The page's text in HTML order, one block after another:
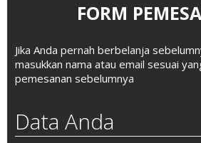
FORM
Jika Anda pernah berbelanja
masukkan nama atau email sesuai
pemesanan sebelumnya
Data Anda